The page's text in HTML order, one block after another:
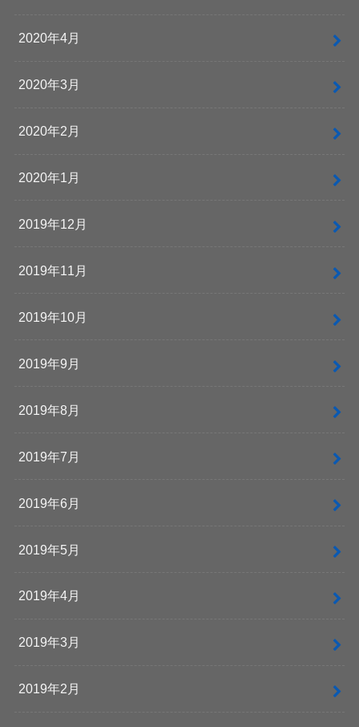
2020年4月
2020年3月
2020年2月
2020年1月
2019年12月
2019年11月
2019年10月
2019年9月
2019年8月
2019年7月
2019年6月
2019年5月
2019年4月
2019年3月
2019年2月